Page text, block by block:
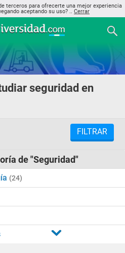
terceros para ofrecerte una mejor experiencia
aceptando su uso? .. Cerrar
seguridad en
FILTRAR
de "Seguridad"
(24)